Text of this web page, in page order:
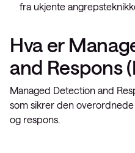
fra ukjente
Hva er
and Respons
Managed Detection and
som sikrer den
og respons.